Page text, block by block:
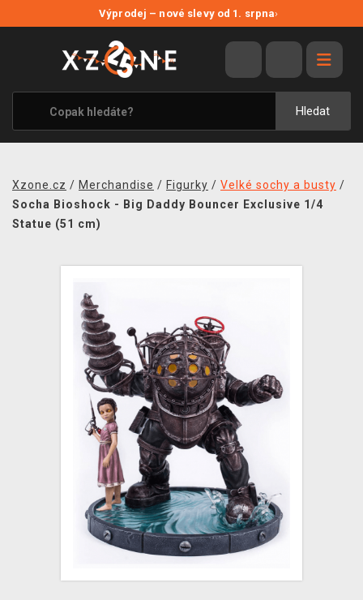
Výprodej – nové slevy od 1. srpna›
Hledat
VÝPRODEJ
VIDEOHRY
XZONE ORIGINALS
TÉMATIKY
MERCHANDISE
PRODEJNY
XZONE KLUB
TCG & BOARDGAME HUB
VÝKUP HER (BAZAR)
Xzone.cz / Merchandise / Figurky / Velké sochy a busty /
Socha Bioshock - Big Daddy Bouncer Exclusive 1/4
Statue (51 cm)